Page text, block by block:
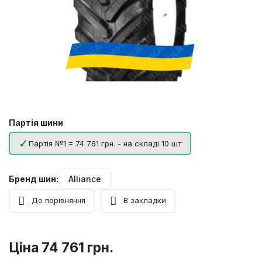
Партія шини
Партія №1 = 74 761 грн. - на складі 10 шт
Бренд шин: Alliance
До порівняння В закладки
Ціна 74 761 грн.